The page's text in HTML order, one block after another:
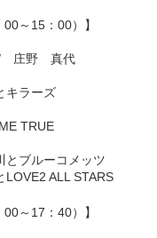
～15：00）】
/ 庄野 真代
ラーズ
TRUE
ブルーコメッツ
ALL STARS
～17：40）】